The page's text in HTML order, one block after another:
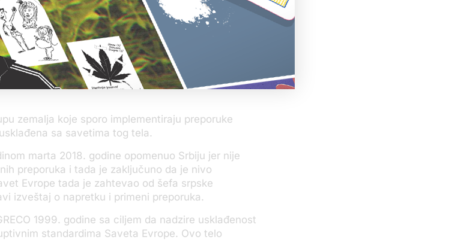
parlamentarnih procesa, na potrebu za
i druge vidove koristi koju funkcioneri mogu
Istaknuta je i potreba da se transparentno urede
i trećim stranama, uzimajući u obzir veliku
interesa.
odnose se na jačanje nezavisnosti i oslobađanje od
zemalja koje sporo implementiraju preporuke
sa savetima tog tela.
marta 2018. godine opomenuo Srbiju jer nije
preporuka i tada je zaključuno da je nivo
Evrope tada je zahtevao od šefa srpske
izveštaj o napretku i primeni preporuka.
1999. godine sa ciljem da nadzire usklađenost
standardima Saveta Evrope. Ovo telo